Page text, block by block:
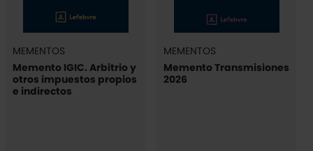
MEMENTOS
Memento IGIC. Arbitrio y
otros impuestos propios
e indirectos
MEMENTOS
Memento Transmisiones
2026